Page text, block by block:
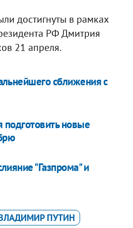
достигнуты в рамках
РФ Дмитрия
21 апреля.
сближения с
подготовить новые
"Газпрома" и
ПУТИН